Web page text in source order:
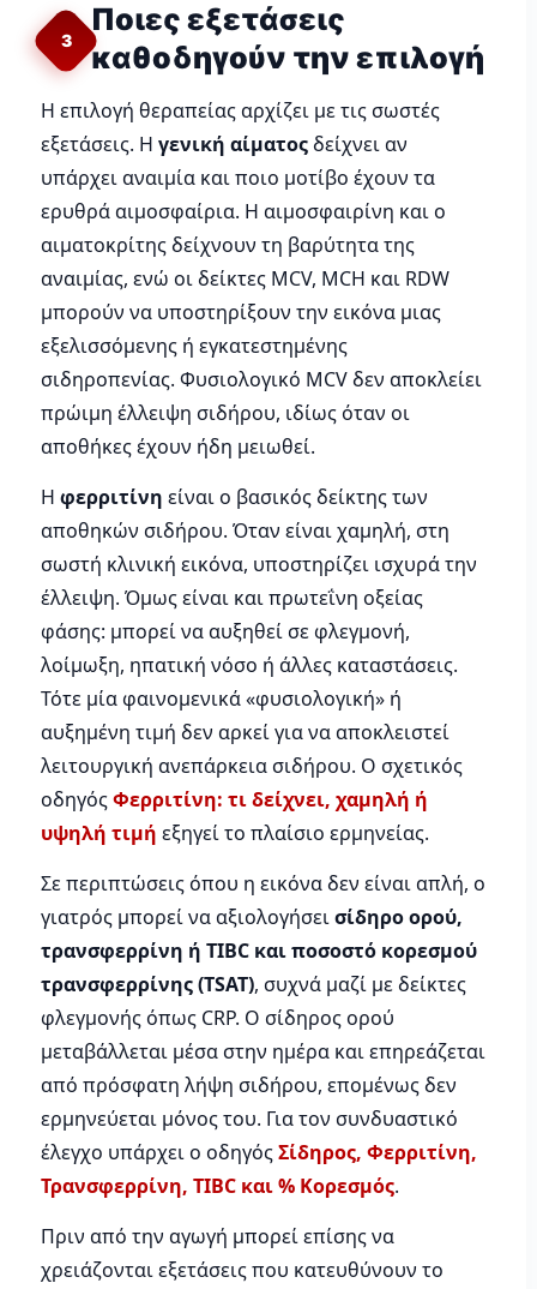
3
Ποιες εξετάσεις
καθοδηγούν την επιλογή
Η επιλογή θεραπείας αρχίζει με τις σωστές
εξετάσεις. Η γενική αίματοςδείχνει αν
υπάρχει αναιμία και ποιο μοτίβο έχουν τα
ερυθρά αιμοσφαίρια. Η αιμοσφαιρίνη και ο
αιματοκρίτης δείχνουν τη βαρύτητα της
αναιμίας, ενώ οι δείκτες MCV, MCH και RDW
μπορούν να υποστηρίξουν την εικόνα μιας
εξελισσόμενης ή εγκατεστημένης
σιδηροπενίας. Φυσιολογικό MCV δεν αποκλείει
πρώιμη έλλειψη σιδήρου, ιδίως όταν οι
αποθήκες έχουν ήδη μειωθεί.
Η φερριτίνη είναι ο βασικός δείκτης των
αποθηκών σιδήρου. Όταν είναι χαμηλή, στη
σωστή κλινική εικόνα, υποστηρίζει ισχυρά την
έλλειψη. Όμως είναι και πρωτεΐνη οξείας
φάσης: μπορεί να αυξηθεί σε φλεγμονή,
λοίμωξη, ηπατική νόσο ή άλλες καταστάσεις.
Τότε μία φαινομενικά «φυσιολογική» ή
αυξημένη τιμή δεν αρκεί για να αποκλειστεί
λειτουργική ανεπάρκεια σιδήρου. Ο σχετικός
οδηγόςΦερριτίνη: τι δείχνει, χαμηλή ή
υψηλή τιμή εξηγεί το πλαίσιο ερμηνείας.
Σε περιπτώσεις όπου η εικόνα δεν είναι απλή, ο
γιατρός μπορεί να αξιολογήσεισίδηρο ορού,
τρανσφερρίνη ή TIBC και ποσοστό κορεσμού
τρανσφερρίνης (TSAT), συχνά μαζί με δείκτες
φλεγμονής όπως CRP. Ο σίδηρος ορού
μεταβάλλεται μέσα στην ημέρα και επηρεάζεται
από πρόσφατη λήψη σιδήρου, επομένως δεν
ερμηνεύεται μόνος του. Για τον συνδυαστικό
έλεγχο υπάρχει ο οδηγόςΣίδηρος, Φερριτίνη,
Τρανσφερρίνη, TIBC και % Κορεσμός.
Πριν από την αγωγή μπορεί επίσης να
χρειάζονται εξετάσεις που κατευθύνουν το